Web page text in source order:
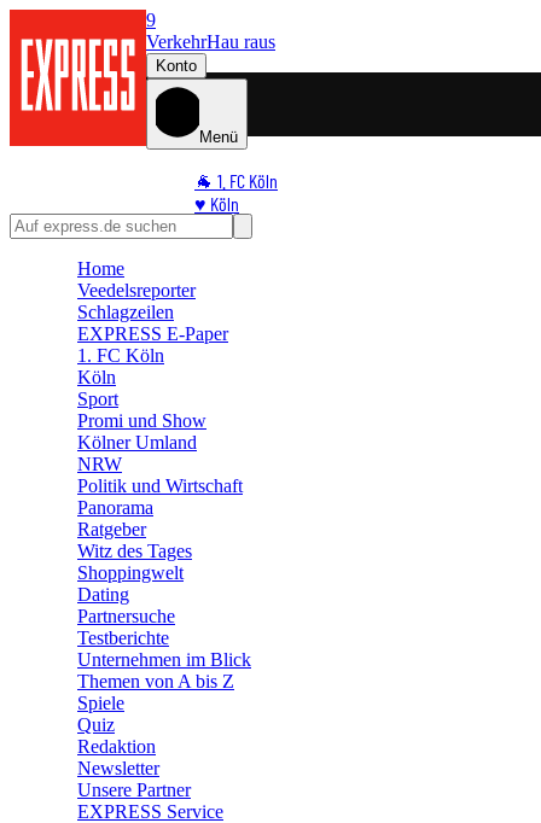
9
VerkehrHau raus
Konto
Menü
🐐 1. FC Köln
♥️ Köln
🛒 Shoppingwelt
Home
Veedelsreporter
Schlagzeilen
EXPRESS E-Paper
1. FC Köln
Köln
Sport
Promi und Show
Kölner Umland
NRW
Politik und Wirtschaft
Panorama
Ratgeber
Witz des Tages
Shoppingwelt
Dating
Partnersuche
Testberichte
Unternehmen im Blick
Themen von A bis Z
Spiele
Quiz
Redaktion
Newsletter
Unsere Partner
EXPRESS Service